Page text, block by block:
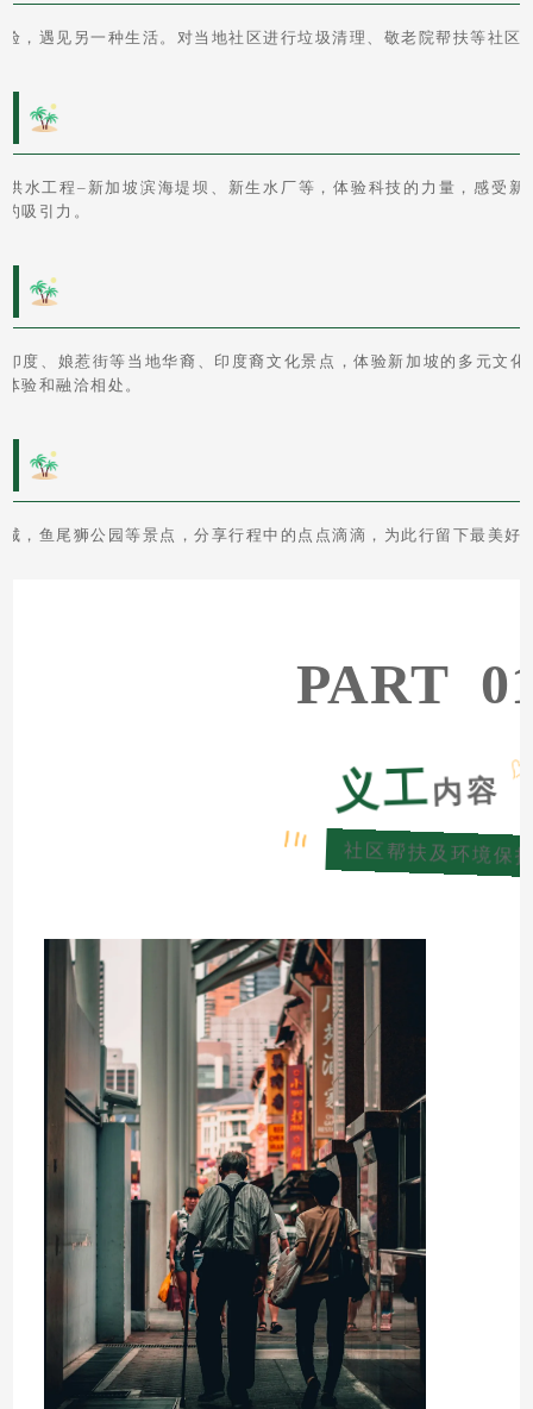
，遇见另一种生活。对当地社区进行垃圾清理、敬老院帮扶等社区
供水工程–新加坡滨海堤坝、新生水厂等，体验科技的力量，感受新
吸引力。
印度、娘惹街等当地华裔、印度裔文化景点，体验新加坡的多元文化
验和融洽相处。
，鱼尾狮公园等景点，分享行程中的点点滴滴，为此行留下最美好
PART
义工内容
社区帮扶及环境保